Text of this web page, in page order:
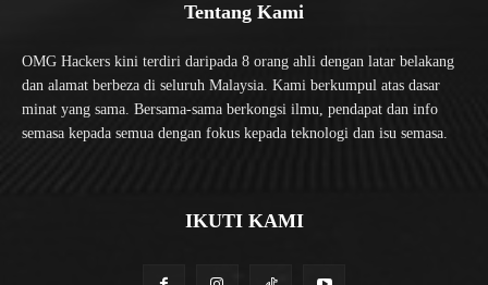
Tentang Kami
OMG Hackers kini terdiri daripada 8 orang ahli dengan latar belakang
dan alamat berbeza di seluruh Malaysia. Kami berkumpul atas dasar
minat yang sama. Bersama-sama berkongsi ilmu, pendapat dan info
semasa kepada semua dengan fokus kepada teknologi dan isu semasa.
IKUTI KAMI